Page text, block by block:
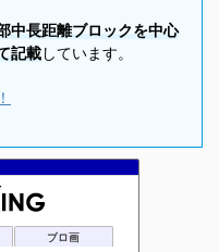
中長距離ブロックを中心
記載しています。
ブロ画